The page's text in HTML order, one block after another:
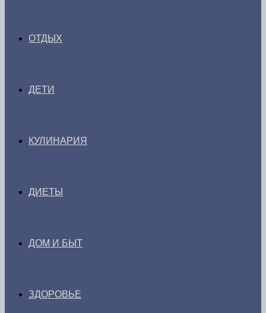
ОТДЫХ
ДЕТИ
КУЛИНАРИЯ
ДИЕТЫ
ДОМ И БЫТ
ЗДОРОВЬЕ